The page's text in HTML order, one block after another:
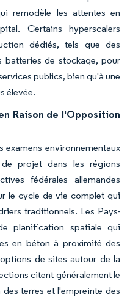
remodèle les attentes en
Certains hyperscalers
dédiés, tels que des
batteries de stockage, pour
publics, bien qu'à une
élevée.
Raison de l'Opposition
examens environnementaux
projet dans les régions
fédérales allemandes
le cycle de vie complet qui
traditionnels. Les Pays-
planification spatiale qui
en béton à proximité des
de sites autour de la
citent généralement le
terres et l'empreinte des